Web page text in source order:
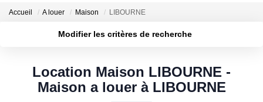
Nos Agences
Notre Équipe
Nos Avis Clients
Nous Rejoindre
Accueil A louer Maison LIBOURNE
Modifier les critères de recherche
Type de bien
Budget max Plus de critères
Location Maison LIBOURNE -
Maison a louer à LIBOURNE